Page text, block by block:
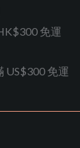
免運
US$300 免運